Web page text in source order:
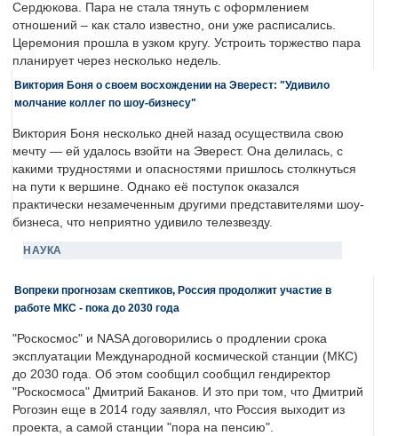
Сердюкова. Пара не стала тянуть с оформлением
отношений – как стало известно, они уже расписались.
Церемония прошла в узком кругу. Устроить торжество пара
планирует через несколько недель.
Виктория Боня о своем восхождении на Эверест: "Удивило
молчание коллег по шоу-бизнесу"
Виктория Боня несколько дней назад осуществила свою
мечту — ей удалось взойти на Эверест. Она делилась, с
какими трудностями и опасностями пришлось столкнуться
на пути к вершине. Однако её поступок оказался
практически незамеченным другими представителями шоу-
бизнеса, что неприятно удивило телезвезду.
НАУКА
Вопреки прогнозам скептиков, Россия продолжит участие в
работе МКС - пока до 2030 года
"Роскосмос" и NASA договорились о продлении срока
эксплуатации Международной космической станции (МКС)
до 2030 года. Об этом сообщил сообщил гендиректор
"Роскосмоса" Дмитрий Баканов. И это при том, что Дмитрий
Рогозин еще в 2014 году заявлял, что Россия выходит из
проекта, а самой станции "пора на пенсию".